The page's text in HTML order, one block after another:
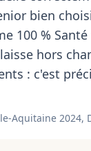
bien
100 %
hors
: c'est
Aquitaine 2024,